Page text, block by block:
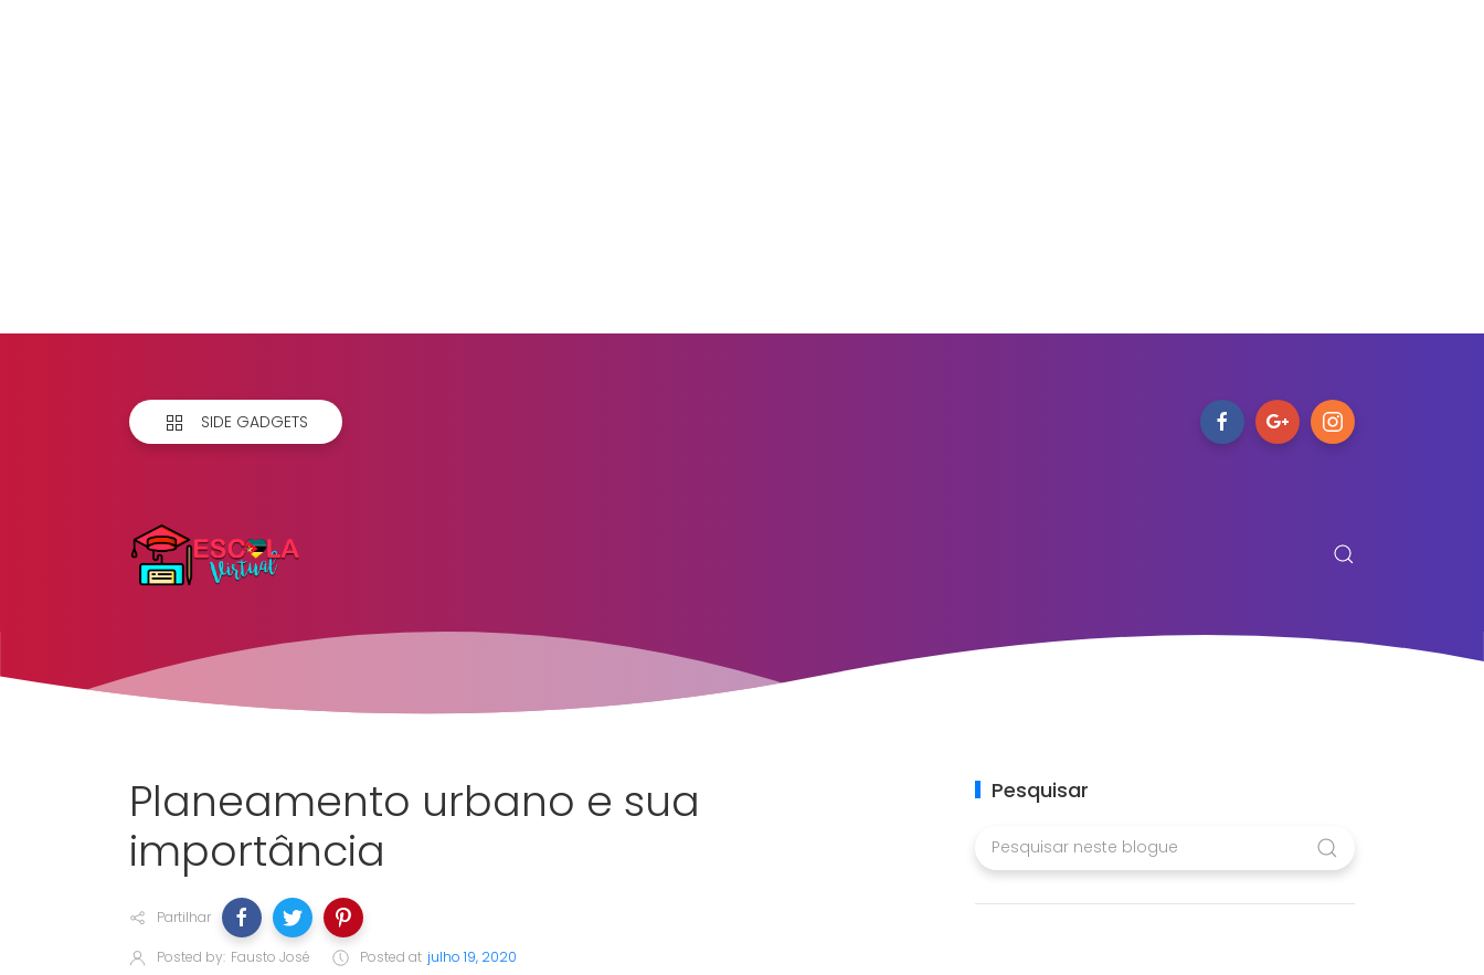
SIDE GADGETS
Planeamento urbano e sua
importância
Partilhar
Posted by: Fausto José Posted at julho 19, 2020
Pesquisar